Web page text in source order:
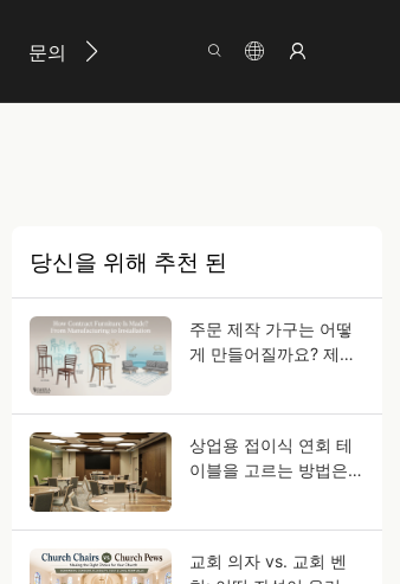
문의
당신을 위해 추천 된
주문 제작 가구는 어떻
게 만들어질까요? 제조
상업용 접이식 연회 테
이블을 고르는 방법은
교회 의자 vs. 교회 벤